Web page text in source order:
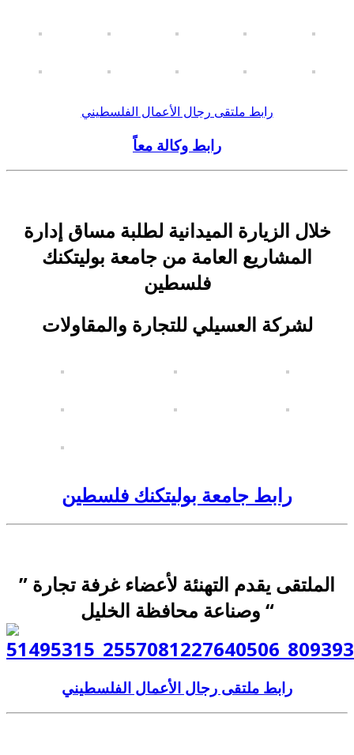
رابط ملتقى رجال الأعمال الفلسطيني
رابط وكالة معاً
خلال الزيارة الميدانية لطلبة مساق إدارة
المشاريع العامة من جامعة بوليتكنك
فلسطين
لشركة العسيلي للتجارة والمقاولات
رابط جامعة بوليتكنك فلسطين
” الملتقى يقدم التهنئة لأعضاء غرفة تجارة
وصناعة محافظة الخليل “
رابط ملتقى رجال الأعمال الفلسطيني